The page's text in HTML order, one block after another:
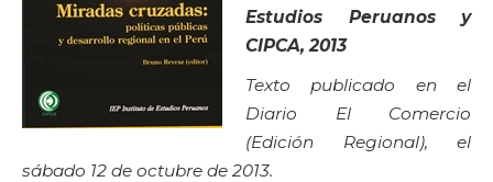
Estudios Peruanos y
CIPCA, 2013
Texto publicado en el
Diario El Comercio
(Edición Regional), el
sábado 12 de octubre de 2013.